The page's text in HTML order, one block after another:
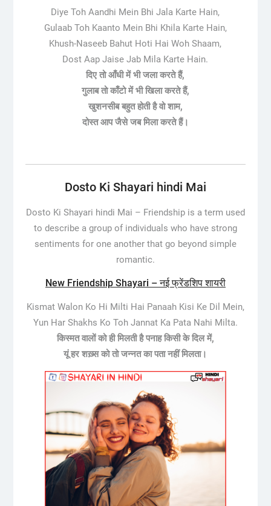
Diye Toh Aandhi Mein Bhi Jala Karte Hain,
Gulaab Toh Kaanto Mein Bhi Khila Karte Hain,
Khush-Naseeb Bahut Hoti Hai Woh Shaam,
Dost Aap Jaise Jab Mila Karte Hain.
दिए तो आँधी में भी जला करते हैं,
गुलाब तो काँटो में भी खिला करते हैं,
खुशनसीब बहुत होती है वो शाम,
दोस्त आप जैसे जब मिला करते हैं।
Dosto Ki Shayari hindi Mai
Dosto Ki Shayari hindi Mai – Friendship is a term used
to describe a group of individuals who have strong
sentiments for one another that go beyond simple
romantic.
New Friendship Shayari – नई फ्रेंडशिप शायरी
Kismat Walon Ko Hi Milti Hai Panaah Kisi Ke Dil Mein,
Yun Har Shakhs Ko Toh Jannat Ka Pata Nahi Milta.
किस्मत वालों को ही मिलती है पनाह किसी के दिल में,
यूं हर शख़्स को तो जन्नत का पता नहीं मिलता।